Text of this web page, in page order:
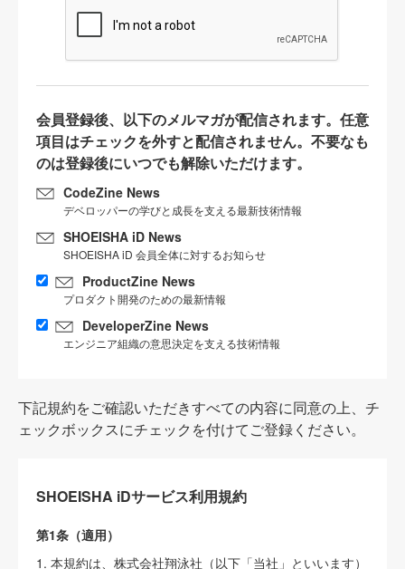
会員登録後、以下のメルマガが配信されます。任意
項目はチェックを外すと配信されません。不要なも
のは登録後にいつでも解除いただけます。
CodeZine News
デベロッパーの学びと成長を支える最新技術情報
SHOEISHA iD News
SHOEISHA iD 会員全体に対するお知らせ
ProductZine News
プロダクト開発のための最新情報
DeveloperZine News
エンジニア組織の意思決定を支える技術情報
下記規約をご確認いただきすべての内容に同意の上、チ
ェックボックスにチェックを付けてご登録ください。
SHOEISHA iDサービス利用規約
第1条（適用）
1. 本規約は、株式会社翔泳社（以下「当社」といいます）